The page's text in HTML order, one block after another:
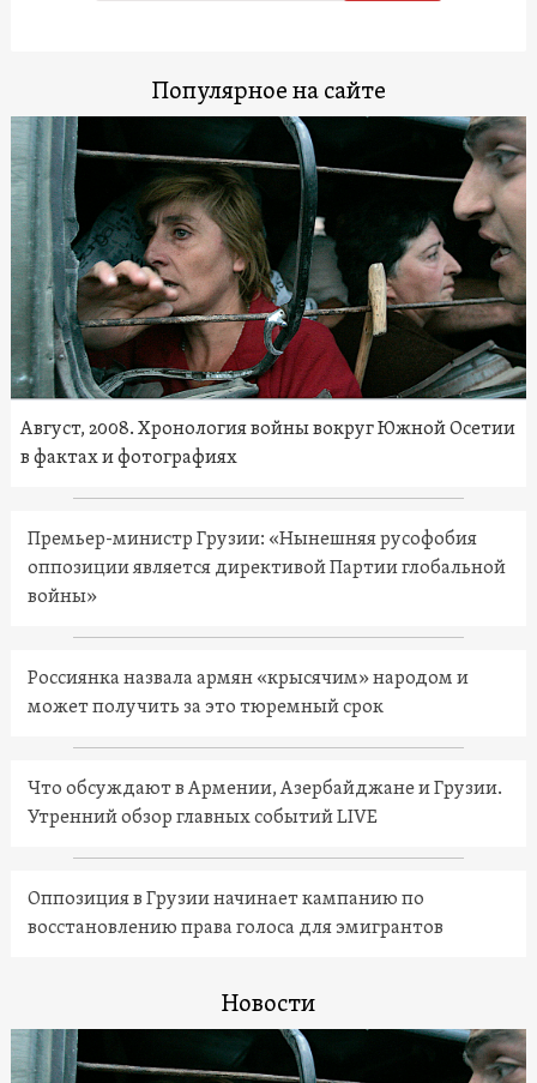
Популярное на сайте
Август, 2008. Хронология войны вокруг Южной Осетии
в фактах и фотографиях
Премьер-министр Грузии: «Нынешняя русофобия
оппозиции является директивой Партии глобальной
войны»
Россиянка назвала армян «крысячим» народом и
может получить за это тюремный срок
Что обсуждают в Армении, Азербайджане и Грузии.
Утренний обзор главных событий LIVE
Оппозиция в Грузии начинает кампанию по
восстановлению права голоса для эмигрантов
Новости